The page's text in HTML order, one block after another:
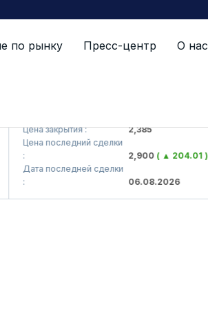
по рынку Пресс-центр О нас
Цена закрытия :
2,385
Цена последний сделки
2,900( ▲ 204.01 )
Дата последней сделки
06.08.2026